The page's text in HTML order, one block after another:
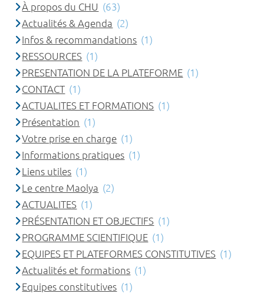
À propos du CHU (63)
Actualités & Agenda (2)
Infos & recommandations (1)
RESSOURCES (1)
PRESENTATION DE LA PLATEFORME (1)
CONTACT (1)
ACTUALITES ET FORMATIONS (1)
Présentation (1)
Votre prise en charge (1)
Informations pratiques (1)
Liens utiles (1)
Le centre Maolya (2)
ACTUALITES (1)
PRÉSENTATION ET OBJECTIFS (1)
PROGRAMME SCIENTIFIQUE (1)
EQUIPES ET PLATEFORMES CONSTITUTIVES (1)
Actualités et formations (1)
Equipes constitutives (1)